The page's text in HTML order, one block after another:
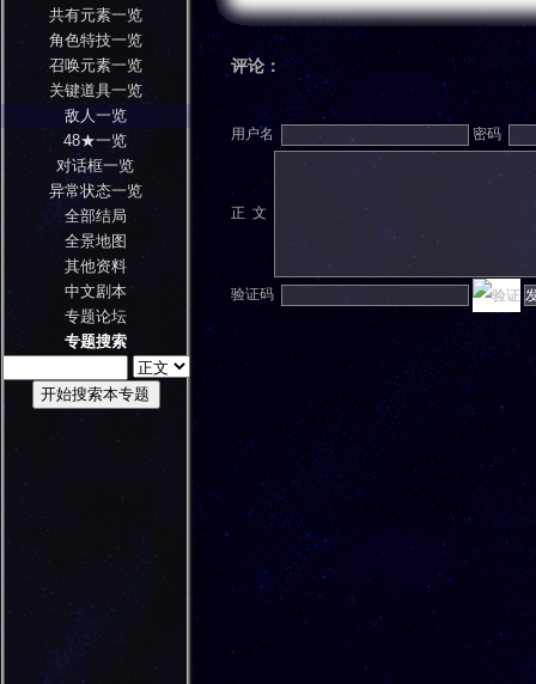
评论：
用户名 密码
正 文
验证码
共有元素一览
角色特技一览
召唤元素一览
关键道具一览
敌人一览
48★一览
对话框一览
异常状态一览
全部结局
全景地图
其他资料
中文剧本
专题论坛
专题搜索